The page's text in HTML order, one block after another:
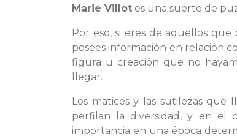
Marie Villot es una suerte de
Por eso, si eres de aquellos
posees información en relación
figura u creación que no
llegar.
Los matices y las sutilezas que
perfilan la diversidad, y en el
importancia en una época